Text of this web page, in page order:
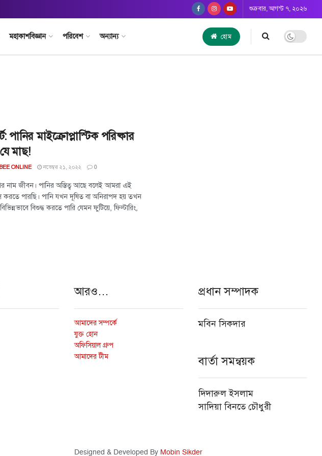
শুক্রবার, আগস্ট ৭, ২০২৬
মহাকাশবিজ্ঞান পরিবেশ অন্যান্য হোম
পানির মাইক্রোপ্লাস্টিক পরিষ্কার
মাছ!
ONLINE নভেম্বর ২১, ২০২২ 0
নাম জীবন। পানির অস্তিত্ব আছে বলেই আমরা এই
করতে পারছি। পানি যখন দূষিত বা অনিরাপদ হয় তখন
বিশুদ্ধ করতে পারি যেমন ফুটিয়ে, ফিল্টারিং,
আরও…
আমাদের সম্পর্কে
যুক্ত হোন
অফিসিয়াল গ্রুপ
আমাদের টীম
প্রধান সম্পাদক
মবিন সিকদার
বার্তা সমন্বয়ক
দিদারুল ইসলাম
সাদিয়া বিনতে চৌধুরী
Designed & Developed By Mobin Sikder